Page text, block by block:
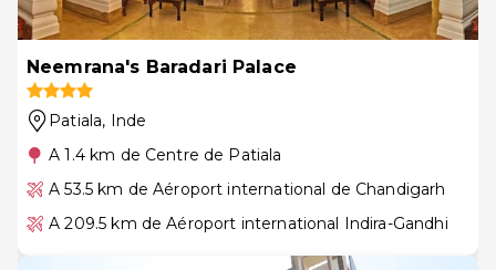
Neemrana's Baradari Palace
Patiala, Inde
A 1.4 km de Centre de Patiala
A 53.5 km de Aéroport international de Chandigarh
A 209.5 km de Aéroport international Indira-Gandhi